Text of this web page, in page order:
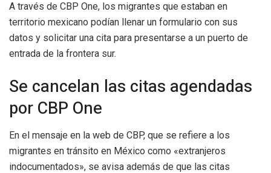
A través de CBP One, los migrantes que estaban en
territorio mexicano podían llenar un formulario con sus
datos y solicitar una cita para presentarse a un puerto de
entrada de la frontera sur.
Se cancelan las citas agendadas
por CBP One
En el mensaje en la web de CBP, que se refiere a los
migrantes en tránsito en México como «extranjeros
indocumentados», se avisa además de que las citas